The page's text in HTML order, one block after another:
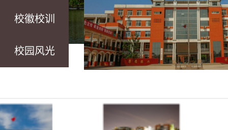
校徽校训
校园风光